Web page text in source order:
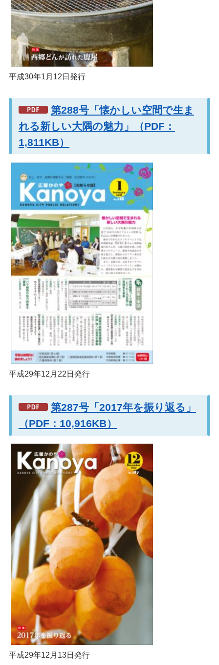
平成30年1月12日発行
第288号「懐かしい空間で生ま
れる新しい大隅の魅力」（PDF：
1,811KB）
平成29年12月22日発行
第287号「2017年を振り返る」
（PDF：10,916KB）
平成29年12月13日発行